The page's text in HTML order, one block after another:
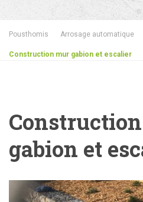
Pousthomis Arrosage automatique
Construction mur gabion et escalier
gabion et